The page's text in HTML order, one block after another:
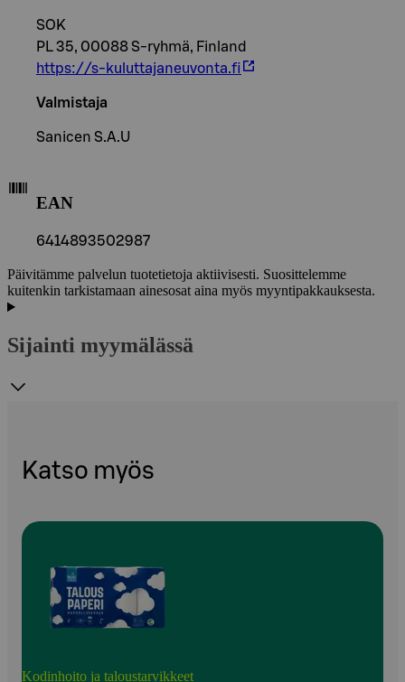
SOK
PL 35, 00088 S-ryhmä, Finland
https://s-kuluttajaneuvonta.fi
Valmistaja
Sanicen S.A.U
EAN
6414893502987
Päivitämme palvelun tuotetietoja aktiivisesti. Suosittelemme
kuitenkin tarkistamaan ainesosat aina myös myyntipakkauksesta.
Sijainti myymälässä
Katso myös
Kodinhoito ja taloustarvikkeet